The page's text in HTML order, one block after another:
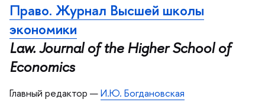
Право. Журнал Высшей школы
экономики
Law. Journal of the Higher School of
Economics
Главный редактор —И.Ю. Богдановская